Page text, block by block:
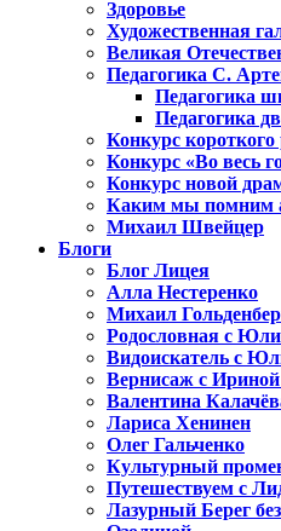
Здоровье
Художественная
Великая
Педагогика С.
Педагогика
Педагогика
Конкурс короткого
Конкурс «Во весь
Конкурс новой
Каким мы помним
Михаил Швейцер
Блоги
Блог Лицея
Алла Нестеренко
Михаил
Родословная с
Видоискатель с
Вернисаж с
Валентина
Лариса Хенинен
Олег Гальченко
Культурный
Путешествуем с
Лазурный Берег